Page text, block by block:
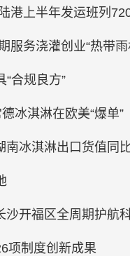
港上半年发运班列
服务浇灌创业“热带雨
合规良方”
冰淇淋在欧美“爆单”
南冰淇淋出口货值同
沙开福区全周期护航
项制度创新成果